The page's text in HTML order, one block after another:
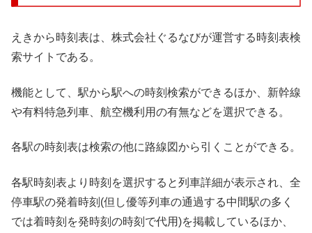
えきから時刻表は、株式会社ぐるなびが運営する時刻表検
索サイトである。
機能として、駅から駅への時刻検索ができるほか、新幹線
や有料特急列車、航空機利用の有無などを選択できる。
各駅の時刻表は検索の他に路線図から引くことができる。
各駅時刻表より時刻を選択すると列車詳細が表示され、全
停車駅の発着時刻(但し優等列車の通過する中間駅の多く
では着時刻を発時刻の時刻で代用)を掲載しているほか、